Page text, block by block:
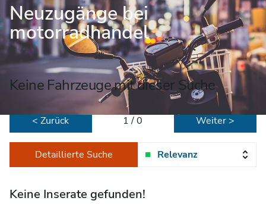
Neuzugänge bei
motorradhandel
Keine Fahrzeuge mit dieser Suche
< Zurück 1 / 0 Weiter >
Detaillierte Suche Relevanz
Keine Inserate gefunden!